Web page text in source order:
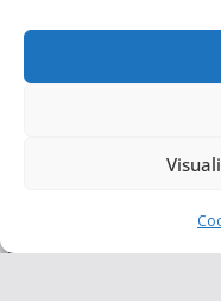
Associazione Culturale I
via Randazzo 27 Catania
I
Tema:ColorMagdi